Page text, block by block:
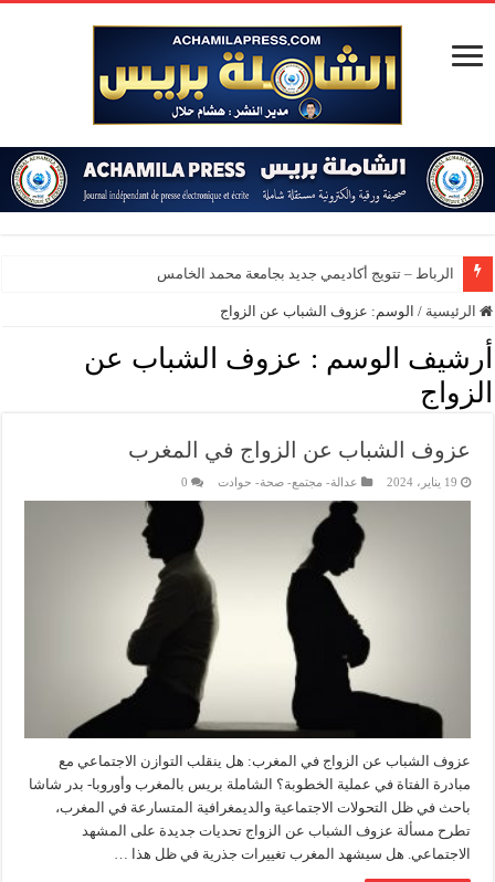
الرباط – تتويج أكاديمي جديد بجامعة محمد الخامس
الرئيسية / الوسم: عزوف الشباب عن الزواج
أرشيف الوسم : عزوف الشباب عن
الزواج
عزوف الشباب عن الزواج في المغرب
19 يناير، 2024 عدالة- مجتمع- صحة- حوادت 0
عزوف الشباب عن الزواج في المغرب: هل ينقلب التوازن الاجتماعي مع
مبادرة الفتاة في عملية الخطوبة؟ الشاملة بريس بالمغرب وأوروبا- بدر شاشا
باحث في ظل التحولات الاجتماعية والديمغرافية المتسارعة في المغرب،
تطرح مسألة عزوف الشباب عن الزواج تحديات جديدة على المشهد
الاجتماعي. هل سيشهد المغرب تغييرات جذرية في ظل هذا …